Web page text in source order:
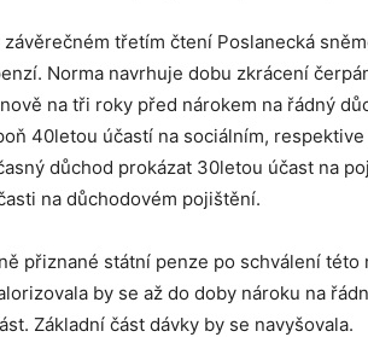
třetím čtení Poslanecká
Norma navrhuje dobu zkrácení
na tři roky před nárokem na řádný
40letou účastí na sociálním,
důchod prokázat 30letou účast na
na důchodovém pojištění.
přiznané státní penze po schválení této
by se až do doby nároku na
Základní část dávky by se navyšovala.